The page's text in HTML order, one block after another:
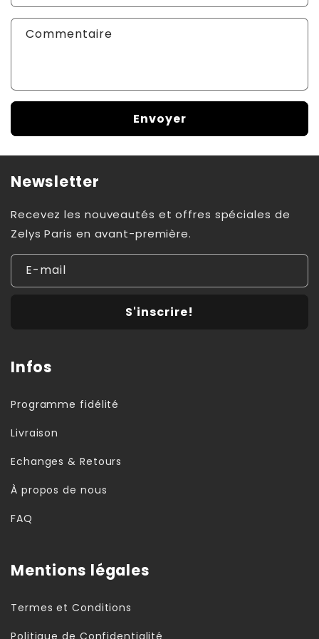
Commentaire
Envoyer
Newsletter
Recevez les nouveautés et offres spéciales de
Zelys Paris en avant-première.
E-mail
S'inscrire!
Infos
Programme fidélité
Livraison
Echanges & Retours
À propos de nous
FAQ
Mentions légales
Termes et Conditions
Politique de Confidentialité